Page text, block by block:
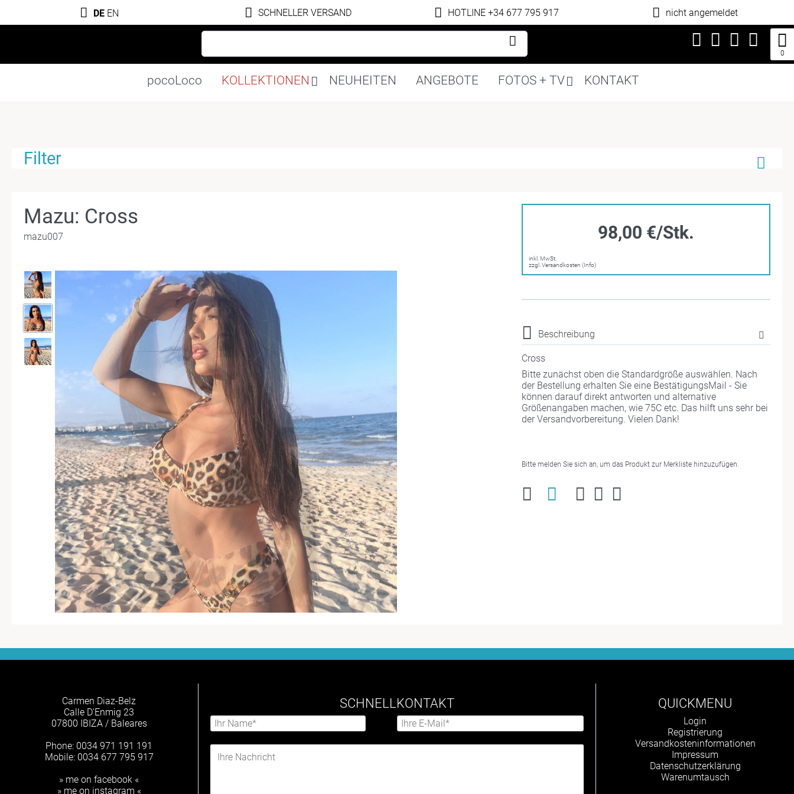
DE EN SCHNELLER VERSAND HOTLINE +34 677 795 917 nicht angemeldet
Navigation
überspringen
pocoLoco KOLLEKTIONEN NEUHEITEN ANGEBOTE FOTOS + TV KONTAKT
0
Filter
Mazu: Cross
mazu007 98,00 €/Stk.
inkl. MwSt.
zzgl. Versandkosten (Info)
Beschreibung
Cross
Bitte zunächst oben die Standardgröße auswählen. Nach
der Bestellung erhalten Sie eine BestätigungsMail - Sie
können darauf direkt antworten und alternative
Größenangaben machen, wie 75C etc. Das hilft uns sehr bei
der Versandvorbereitung. Vielen Dank!
Bitte melden Sie sich an, um das Produkt zur Merkliste hinzuzufügen.
Carmen Diaz-Belz
Calle D'Enmig 23
07800 IBIZA / Baleares
Phone: 0034 971 191 191
Mobile: 0034 677 795 917
» me on facebook «
» me on instagram «
SCHNELLKONTAKT QUICKMENU
Navigation
überspringen
Login
Registrierung
Versandkosteninformationen
Impressum
Datenschutzerklärung
Warenumtausch